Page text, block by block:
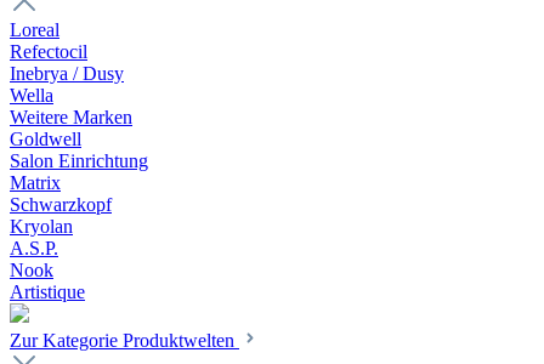
Loreal
Refectocil
Inebrya / Dusy
Wella
Weitere Marken
Goldwell
Salon Einrichtung
Matrix
Schwarzkopf
Kryolan
A.S.P.
Nook
Artistique
Zur Kategorie Produktwelten